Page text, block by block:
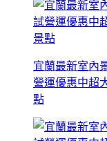
宜蘭最新室內
營運優惠中超
點